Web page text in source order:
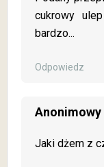
cukrowy
bardzo...
Odpowiedz
Anonimowy
Jaki dżem z